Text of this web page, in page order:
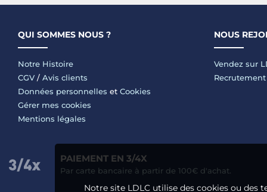
QUI SOMMES NOUS ?
Notre Histoire
CGV / Avis clients
Données personnelles et Cookies
Gérer mes cookies
Mentions légales
NOUS
Vendez sur
Recrutement
PAIEMENT EN 3/4X
Par carte bancaire à partir de 100€ d'achat.
Notre site LDLC utilise des cookies ou des